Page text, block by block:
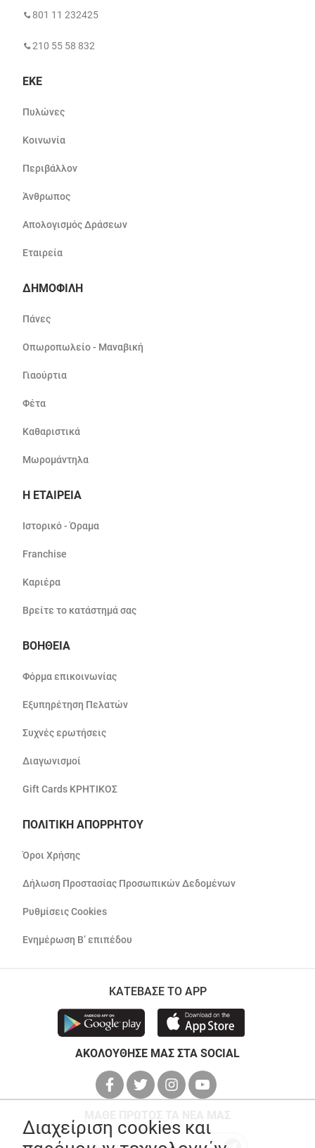
801 11 232425
210 55 58 832
ΕΚΕ
Πυλώνες
Κοινωνία
Περιβάλλον
Άνθρωπος
Απολογισμός Δράσεων
Εταιρεία
ΔΗΜΟΦΙΛΗ
Πάνες
Οπωροπωλείο - Μαναβική
Γιαούρτια
Φέτα
Καθαριστικά
Μωρομάντηλα
Η ΕΤΑΙΡΕΙΑ
Ιστορικό - Όραμα
Franchise
Καριέρα
Βρείτε το κατάστημά σας
ΒΟΗΘΕΙΑ
Φόρμα επικοινωνίας
Εξυπηρέτηση Πελατών
Συχνές ερωτήσεις
Διαγωνισμοί
Gift Cards ΚΡΗΤΙΚΟΣ
ΠΟΛΙΤΙΚΗ ΑΠΟΡΡΗΤΟΥ
Όροι Χρήσης
Δήλωση Προστασίας Προσωπικών Δεδομένων
Ρυθμίσεις Cookies
Ενημέρωση Β’ επιπέδου
ΚΑΤΕΒΑΣΕ ΤΟ APP
ΑΚΟΛΟΥΘΗΣΕ ΜΑΣ ΣΤΑ SOCIAL
Διαχείριση cookies και